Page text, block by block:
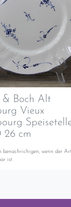
& Boch Alt
Vieux
26 cm
benachrichigen, wenn der
ist.